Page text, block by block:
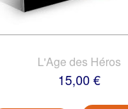
L'Age des Héros
15,00 €